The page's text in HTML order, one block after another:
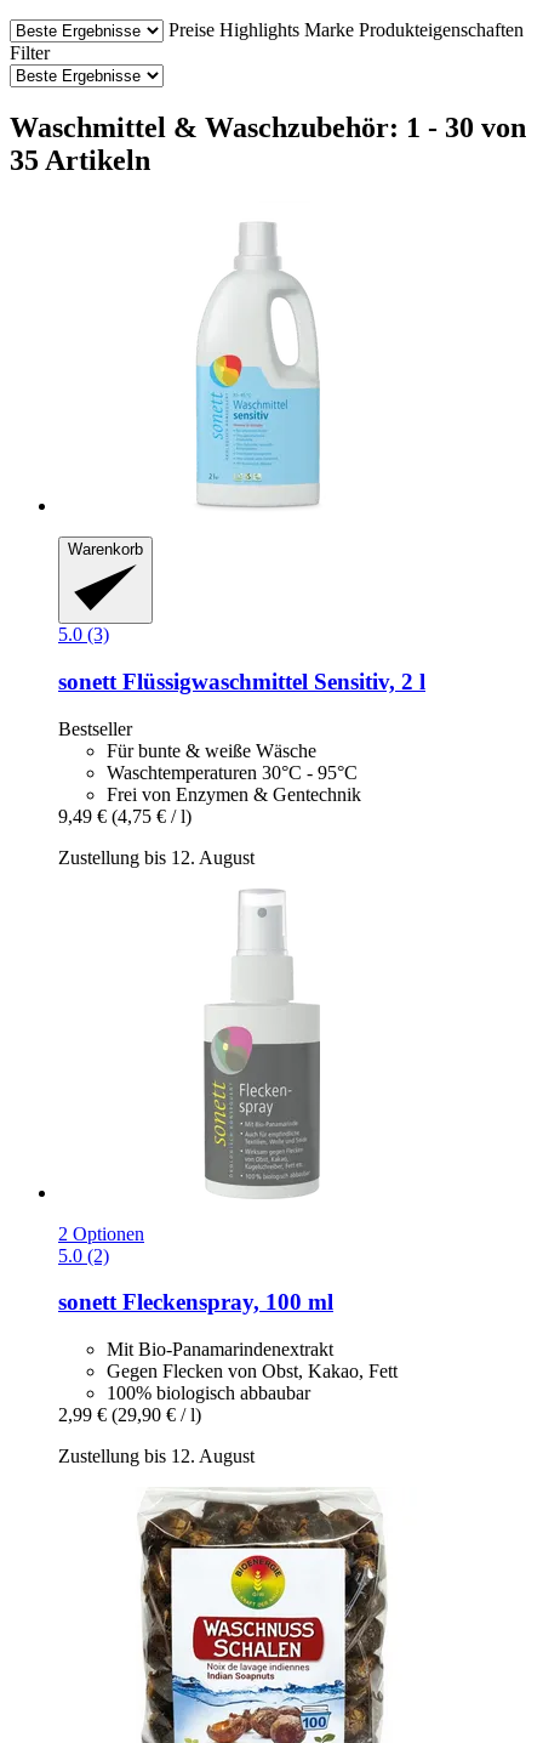
Preise Highlights Marke Produkteigenschaften
Filter
Waschmittel & Waschzubehör: 1 - 30 von
35 Artikeln
Warenkorb
5.0 (3)
sonett Flüssigwaschmittel Sensitiv, 2 l
Bestseller
Für bunte & weiße Wäsche
Waschtemperaturen 30°C - 95°C
Frei von Enzymen & Gentechnik
9,49 € (4,75 € / l)
Zustellung bis 12. August
2 Optionen
5.0 (2)
sonettFleckenspray, 100 ml
Mit Bio-Panamarindenextrakt
Gegen Flecken von Obst, Kakao, Fett
100% biologisch abbaubar
2,99 € (29,90 € / l)
Zustellung bis 12. August